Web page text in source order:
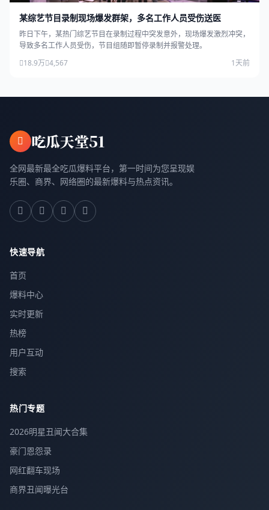
某综艺节目录制现场爆发群架，多名工作人员受伤送医
昨日下午，某热门综艺节目在录制过程中突发意外，现场爆发激烈冲突，
导致多名工作人员受伤，节目组随即暂停录制并报警处理。
18.9万 4,567 1天前
吃瓜天堂51
全网最新最全吃瓜爆料平台，第一时间为您呈现娱
乐圈、商界、网络圈的最新爆料与热点资讯。
快速导航
首页
爆料中心
实时更新
热榜
用户互动
搜索
热门专题
2026明星丑闻大合集
豪门恩怨录
网红翻车现场
商界丑闻曝光台